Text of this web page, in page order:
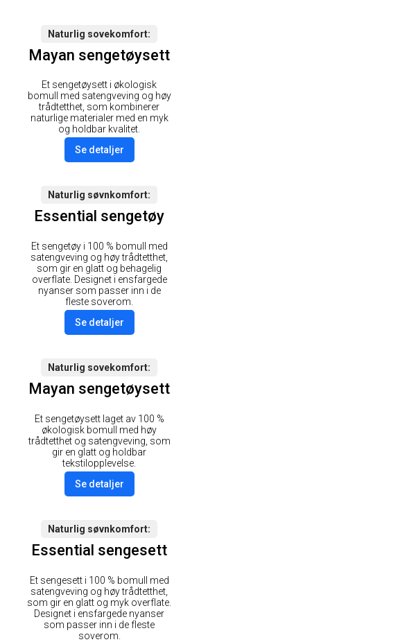
Naturlig sovekomfort
Mayan sengetøysett
Et sengetøysett i økologisk
bomull med satengveving og høy
trådtetthet, som kombinerer
naturlige materialer med en myk
og holdbar kvalitet.
Se detaljer
Naturlig søvnkomfort
Essential sengetøy
Et sengetøy i 100 % bomull med
satengveving og høy trådtetthet,
som gir en glatt og behagelig
overflate. Designet i ensfargede
nyanser som passer inn i de
fleste soverom.
Se detaljer
Naturlig sovekomfort
Mayan sengetøysett
Et sengetøysett laget av 100 %
økologisk bomull med høy
trådtetthet og satengveving, som
gir en glatt og holdbar
tekstilopplevelse.
Se detaljer
Naturlig søvnkomfort
Essential sengesett
Et sengesett i 100 % bomull med
satengveving og høy trådtetthet,
som gir en glatt og myk overflate.
Designet i ensfargede nyanser
som passer inn i de fleste
soverom.